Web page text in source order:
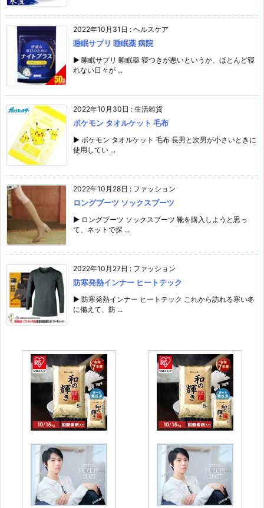
2022年10月31日 : ヘルスケア
睡眠サプリ 睡眠薬 病院
▶ 睡眠サプリ 睡眠薬 寝つきが悪いというか、ほとんど寝
れない日々が ...
2022年10月30日 : 生活雑貨
ポケモン タオルケット 毛布
▶ ポケモン タオルケット 毛布 長男と次男が小さいときに
使用してい ...
2022年10月28日 : ファッション
ロングブーツ ソックスブーツ
▶ ロングブーツ ソックスブーツ 靴を購入しようと思っ
て、ネットで探 ...
2022年10月27日 : ファッション
防寒発熱インナー ヒートテック
▶ 防寒発熱インナー ヒートテック これから訪れる寒い冬
に備えて、防 ...